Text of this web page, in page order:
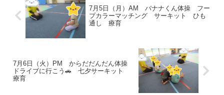
7月5日（月）AM バナナくん体操 フー
プカラーマッチング サーキット ひも
通し 療育
7月6日（火）PM からだだんだん体操
ドライブに行こう🚗 七夕サーキット
療育